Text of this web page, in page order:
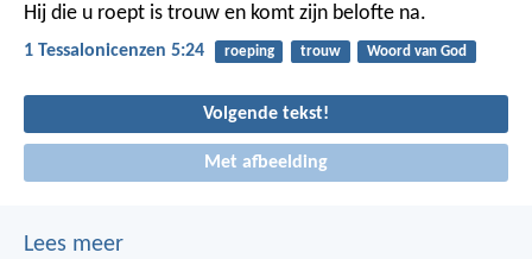
Hij die u roept is trouw en komt zijn belofte na.
1 Tessalonicenzen 5:24 roeping trouw Woord van God
Volgende tekst!
Met afbeelding
Lees meer